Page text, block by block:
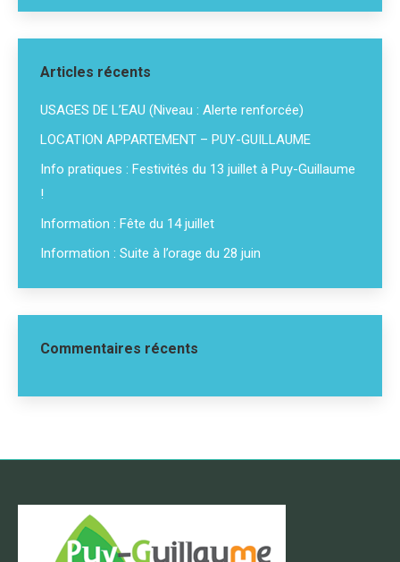
Articles récents
USAGES DE L’EAU (Niveau : Alerte renforcée)
LOCATION APPARTEMENT – PUY-GUILLAUME
Info pratiques : Festivités du 13 juillet à Puy-Guillaume
!
Information : Fête du 14 juillet
Information : Suite à l’orage du 28 juin
Commentaires récents